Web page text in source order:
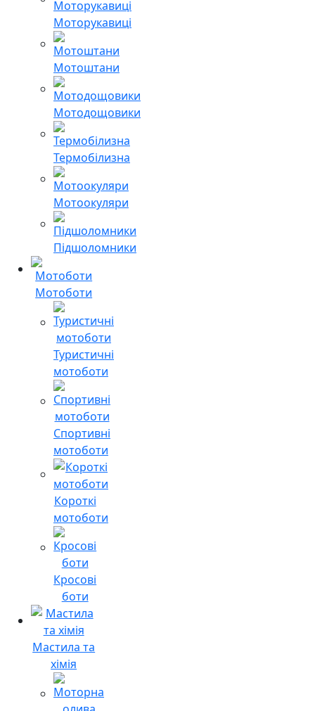
Моторукавиці
Мотоштани
Мотодощовики
Термобілизна
Мотоокуляри
Підшоломники
Мотоботи
Туристичні
мотоботи
Спортивні
мотоботи
Короткі
мотоботи
Кросові
боти
Мастила та
хімія